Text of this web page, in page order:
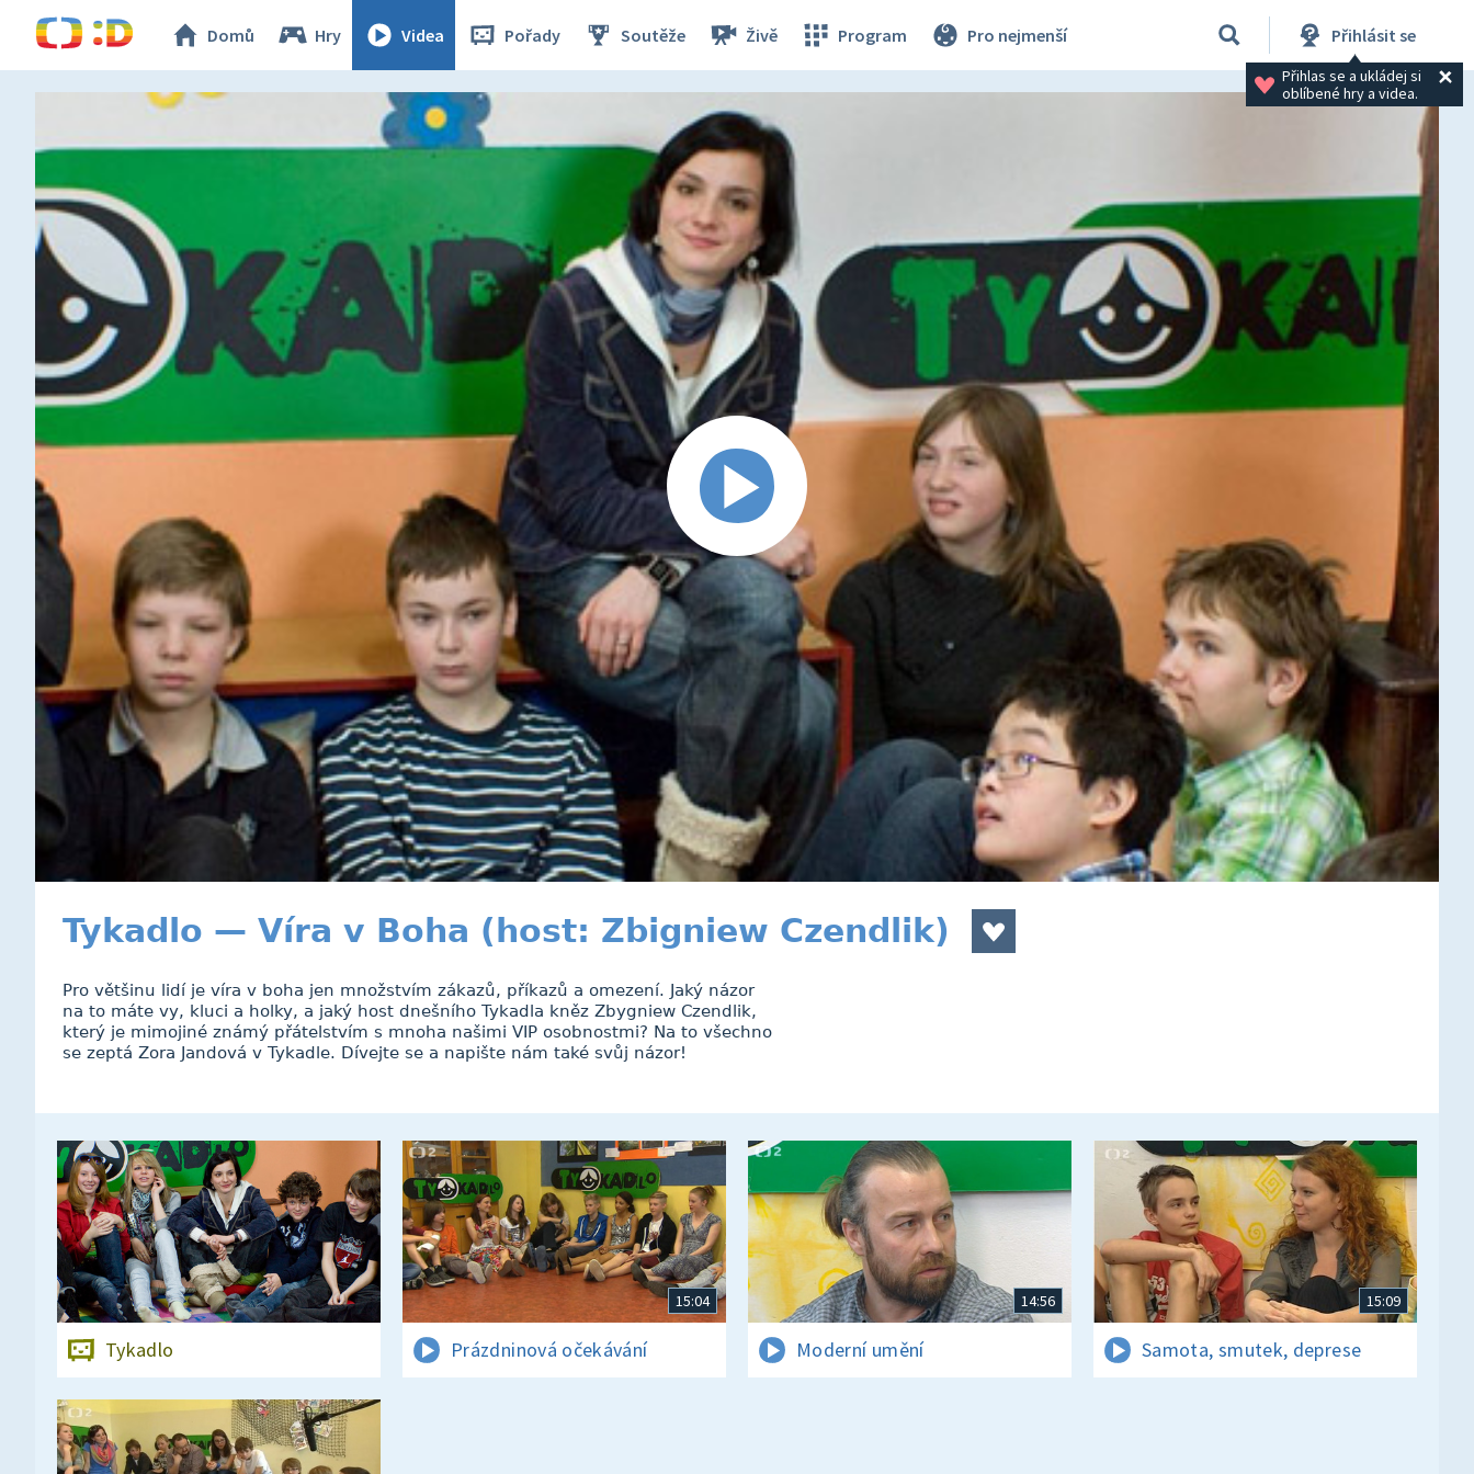
Domů Hry Videa Pořady Soutěže Živě Program Pro nejmenší Přihlásit se
Přihlas se a ukládej si
oblíbené hry a videa.
Tykadlo — Víra v Boha (host: Zbigniew Czendlik)
Pro většinu lidí je víra v boha jen množstvím zákazů, příkazů a omezení. Jaký názor
na to máte vy, kluci a holky, a jaký host dnešního Tykadla kněz Zbygniew Czendlik,
který je mimojiné známý přátelstvím s mnoha našimi VIP osobnostmi? Na to všechno
se zeptá Zora Jandová v Tykadle. Dívejte se a napište nám také svůj názor!
Tykadlo
15:04
Prázdninová očekávání
14:56
Moderní umění
15:09
Samota, smutek, deprese